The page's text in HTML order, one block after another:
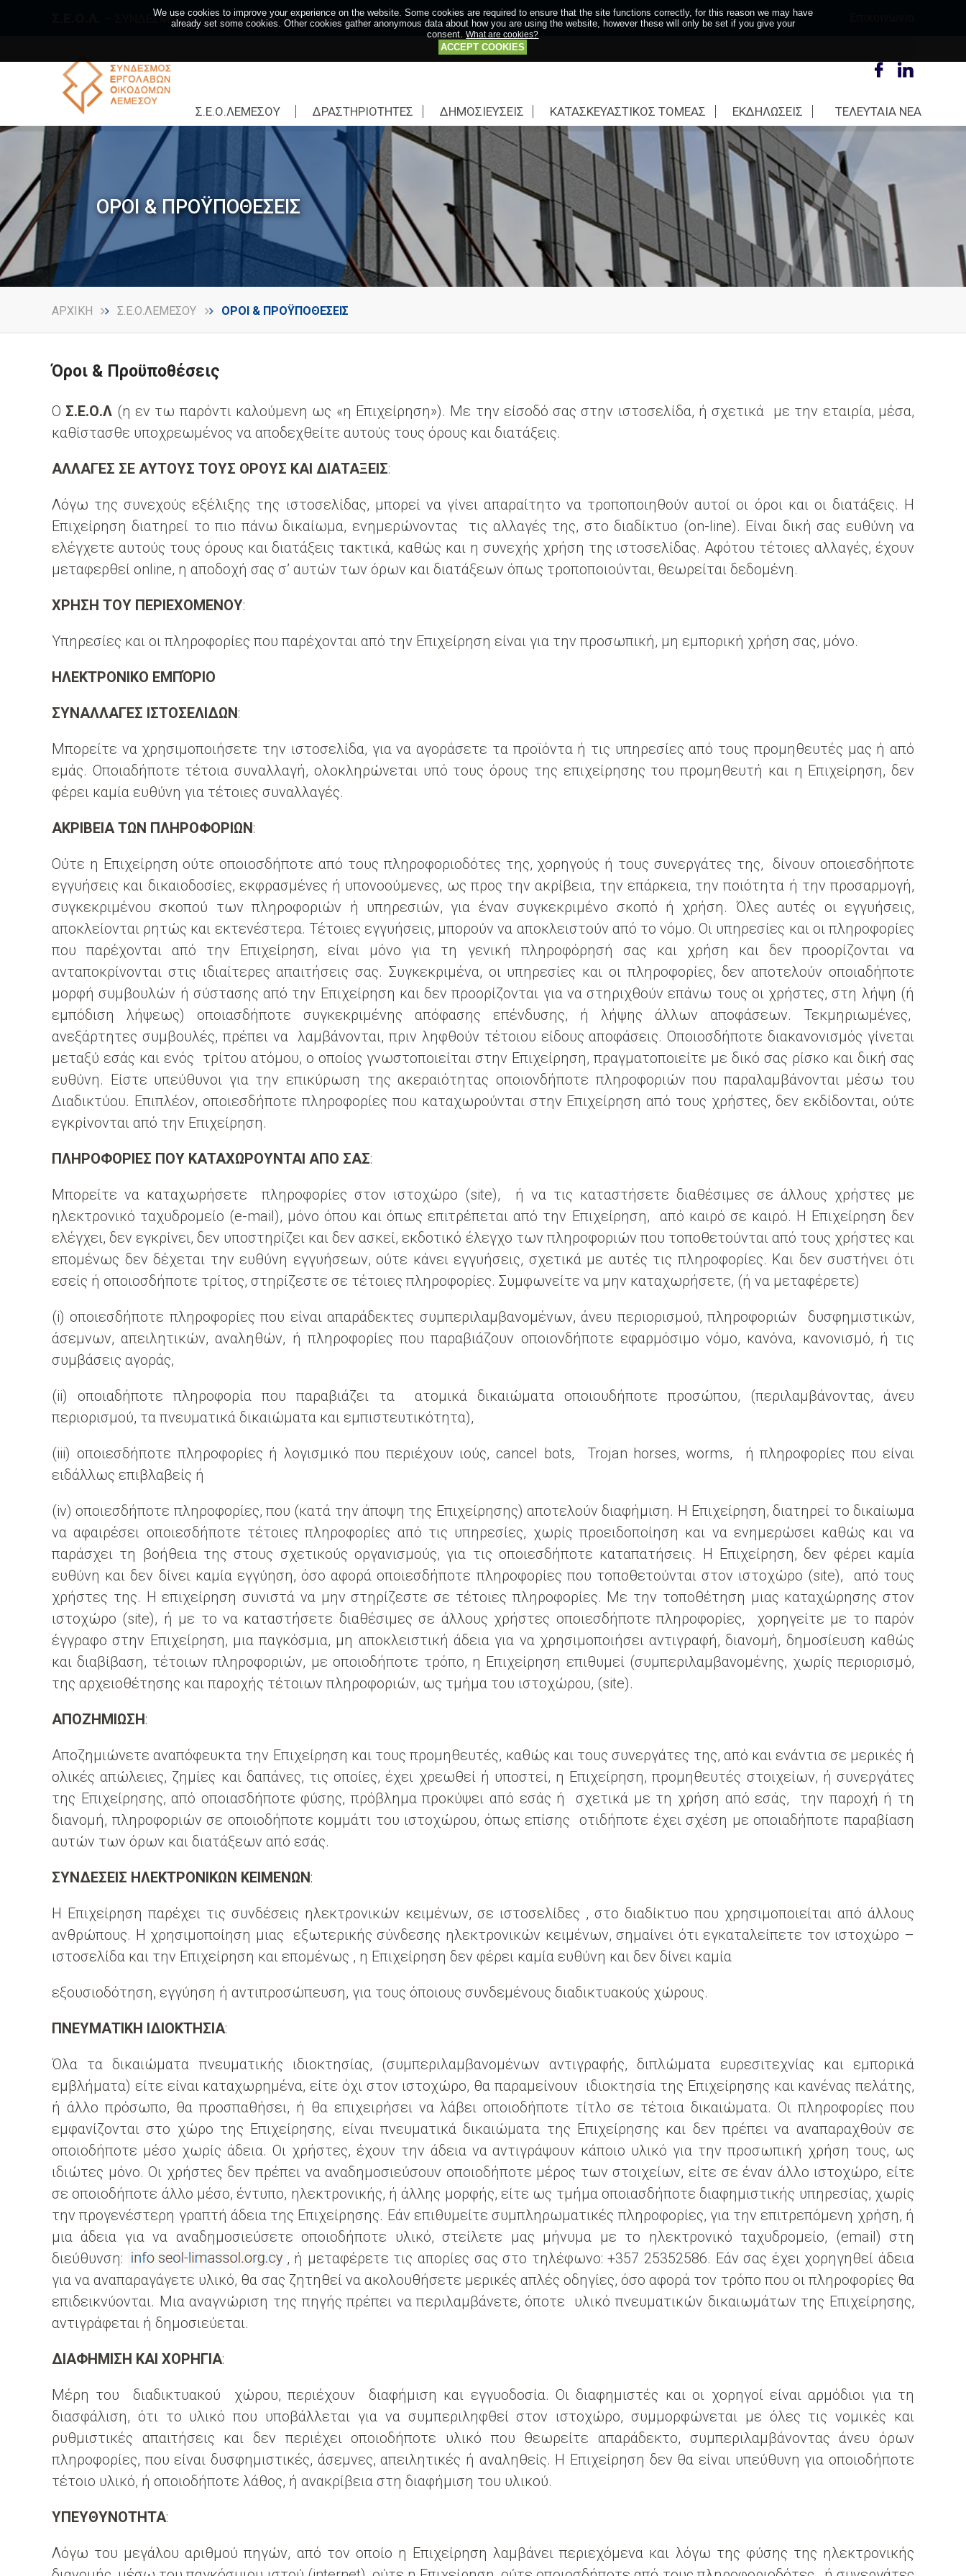
– ΣΥΝΔΕΣΜΟΣ ΕΡΓΟΛΑΒΩΝ ΟΙΚΟΔΟΜΩΝ ΛΕΜΕΣΟΥ
Σ.Ε.Ο.ΛΕΜΕΣΟΥ ΔΡΑΣΤΗΡΙΟΤΗΤΕΣ ΔΗΜΟΣΙΕΥΣΕΙΣ ΚΑΤΑΣΚΕΥΑΣΤΙΚΟΣ ΤΟΜΕΑΣ EΚΔΗΛΩΣΕΙΣ ΤΕΛΕΥΤΑΙΑ ΝΕΑ
ΑΡΧΙΚΗ Σ.Ε.Ο.ΛΕΜΕΣΟΥ ΟΡΟΙ & ΠΡΟΫΠΟΘΕΣΕΙΣ
ΟΡΟΙ & ΠΡΟΫΠΟΘΕΣΕΙΣ
Όροι & Προϋποθέσεις
O Σ.Ε.Ο.Λ (η εν τω παρόντι καλούμενη ως «η Επιχείρηση»). Με την είσοδό σας στην ιστοσελίδα, ή σχετικά με την εταιρία, μέσα,
καθίστασθε υποχρεωμένος να αποδεχθείτε αυτούς τους όρους και διατάξεις.
ΑΛΛΑΓΕΣ ΣΕ ΑΥΤΟΥΣ ΤΟΥΣ ΟΡΟΥΣ ΚΑΙ ΔΙΑΤΑΞΕΙΣ:
Λόγω της συνεχούς εξέλιξης της ιστοσελίδας, μπορεί να γίνει απαραίτητο να τροποποιηθούν αυτοί οι όροι και οι διατάξεις. Η
Επιχείρηση διατηρεί το πιο πάνω δικαίωμα, ενημερώνοντας τις αλλαγές της, στο διαδίκτυο (on-line). Είναι δική σας ευθύνη να
ελέγχετε αυτούς τους όρους και διατάξεις τακτικά, καθώς και η συνεχής χρήση της ιστοσελίδας. Αφότου τέτοιες αλλαγές, έχουν
μεταφερθεί online, η αποδοχή σας σ’ αυτών των όρων και διατάξεων όπως τροποποιούνται, θεωρείται δεδομένη.
ΧΡΗΣΗ ΤΟΥ ΠΕΡΙΕΧΟΜΕΝΟΥ:
Υπηρεσίες και οι πληροφορίες που παρέχονται από την Επιχείρηση είναι για την προσωπική, μη εμπορική χρήση σας, μόνο.
ΗΛΕΚΤΡΟΝΙΚΟ ΕΜΠΌΡΙΟ
ΣΥΝΑΛΛΑΓΕΣ ΙΣΤΟΣΕΛΙΔΩΝ:
Μπορείτε να χρησιμοποιήσετε την ιστοσελίδα, για να αγοράσετε τα προϊόντα ή τις υπηρεσίες από τους προμηθευτές μας ή από
εμάς. Οποιαδήποτε τέτοια συναλλαγή, ολοκληρώνεται υπό τους όρους της επιχείρησης του προμηθευτή και η Επιχείρηση, δεν
φέρει καμία ευθύνη για τέτοιες συναλλαγές.
ΑΚΡΙΒΕΙΑ ΤΩΝ ΠΛΗΡΟΦΟΡΙΩΝ:
Ούτε η Επιχείρηση ούτε οποιοσδήποτε από τους πληροφοριοδότες της, χορηγούς ή τους συνεργάτες της, δίνουν οποιεσδήποτε
εγγυήσεις και δικαιοδοσίες, εκφρασμένες ή υπονοούμενες, ως προς την ακρίβεια, την επάρκεια, την ποιότητα ή την προσαρμογή,
συγκεκριμένου σκοπού των πληροφοριών ή υπηρεσιών, για έναν συγκεκριμένο σκοπό ή χρήση. Όλες αυτές οι εγγυήσεις,
αποκλείονται ρητώς και εκτενέστερα. Τέτοιες εγγυήσεις, μπορούν να αποκλειστούν από το νόμο. Οι υπηρεσίες και οι πληροφορίες
που παρέχονται από την Επιχείρηση, είναι μόνο για τη γενική πληροφόρησή σας και χρήση και δεν προορίζονται να
ανταποκρίνονται στις ιδιαίτερες απαιτήσεις σας. Συγκεκριμένα, οι υπηρεσίες και οι πληροφορίες, δεν αποτελούν οποιαδήποτε
μορφή συμβουλών ή σύστασης από την Επιχείρηση και δεν προορίζονται για να στηριχθούν επάνω τους οι χρήστες, στη λήψη (ή
εμπόδιση λήψεως) οποιασδήποτε συγκεκριμένης απόφασης επένδυσης, ή λήψης άλλων αποφάσεων. Τεκμηριωμένες,
ανεξάρτητες συμβουλές, πρέπει να λαμβάνονται, πριν ληφθούν τέτοιου είδους αποφάσεις. Οποιοσδήποτε διακανονισμός γίνεται
μεταξύ εσάς και ενός τρίτου ατόμου, ο οποίος γνωστοποιείται στην Επιχείρηση, πραγματοποιείτε με δικό σας ρίσκο και δική σας
ευθύνη. Είστε υπεύθυνοι για την επικύρωση της ακεραιότητας οποιονδήποτε πληροφοριών που παραλαμβάνονται μέσω του
Διαδικτύου. Επιπλέον, οποιεσδήποτε πληροφορίες που καταχωρούνται στην Επιχείρηση από τους χρήστες, δεν εκδίδονται, ούτε
εγκρίνονται από την Επιχείρηση.
ΠΛΗΡΟΦΟΡΙΕΣ ΠΟΥ ΚΑΤΑΧΩΡΟΥΝΤΑΙ ΑΠΟ ΣΑΣ:
Μπορείτε να καταχωρήσετε πληροφορίες στον ιστοχώρο (site), ή να τις καταστήσετε διαθέσιμες σε άλλους χρήστες με
ηλεκτρονικό ταχυδρομείο (e-mail), μόνο όπου και όπως επιτρέπεται από την Επιχείρηση, από καιρό σε καιρό. Η Επιχείρηση δεν
ελέγχει, δεν εγκρίνει, δεν υποστηρίζει και δεν ασκεί, εκδοτικό έλεγχο των πληροφοριών που τοποθετούνται από τους χρήστες και
επομένως δεν δέχεται την ευθύνη εγγυήσεων, ούτε κάνει εγγυήσεις, σχετικά με αυτές τις πληροφορίες. Και δεν συστήνει ότι
εσείς ή οποιοσδήποτε τρίτος, στηρίζεστε σε τέτοιες πληροφορίες. Συμφωνείτε να μην καταχωρήσετε, (ή να μεταφέρετε)
(i) οποιεσδήποτε πληροφορίες που είναι απαράδεκτες συμπεριλαμβανομένων, άνευ περιορισμού, πληροφοριών δυσφημιστικών,
άσεμνων, απειλητικών, αναληθών, ή πληροφορίες που παραβιάζουν οποιονδήποτε εφαρμόσιμο νόμο, κανόνα, κανονισμό, ή τις
συμβάσεις αγοράς,
(ii) οποιαδήποτε πληροφορία που παραβιάζει τα ατομικά δικαιώματα οποιουδήποτε προσώπου, (περιλαμβάνοντας, άνευ
περιορισμού, τα πνευματικά δικαιώματα και εμπιστευτικότητα),
(iii) οποιεσδήποτε πληροφορίες ή λογισμικό που περιέχουν ιούς, cancel bots, Trojan horses, worms, ή πληροφορίες που είναι
ειδάλλως επιβλαβείς ή
(iv) οποιεσδήποτε πληροφορίες, που (κατά την άποψη της Επιχείρησης) αποτελούν διαφήμιση. Η Επιχείρηση, διατηρεί το δικαίωμα
να αφαιρέσει οποιεσδήποτε τέτοιες πληροφορίες από τις υπηρεσίες, χωρίς προειδοποίηση και να ενημερώσει καθώς και να
παράσχει τη βοήθεια της στους σχετικούς οργανισμούς, για τις οποιεσδήποτε καταπατήσεις. Η Επιχείρηση, δεν φέρει καμία
ευθύνη και δεν δίνει καμία εγγύηση, όσο αφορά οποιεσδήποτε πληροφορίες που τοποθετούνται στον ιστοχώρο (site), από τους
χρήστες της. Η επιχείρηση συνιστά να μην στηρίζεστε σε τέτοιες πληροφορίες. Με την τοποθέτηση μιας καταχώρησης στον
ιστοχώρο (site), ή με το να καταστήσετε διαθέσιμες σε άλλους χρήστες οποιεσδήποτε πληροφορίες, χορηγείτε με το παρόν
έγγραφο στην Επιχείρηση, μια παγκόσμια, μη αποκλειστική άδεια για να χρησιμοποιήσει αντιγραφή, διανομή, δημοσίευση καθώς
και διαβίβαση, τέτοιων πληροφοριών, με οποιοδήποτε τρόπο, η Επιχείρηση επιθυμεί (συμπεριλαμβανομένης, χωρίς περιορισμό,
της αρχειοθέτησης και παροχής τέτοιων πληροφοριών, ως τμήμα του ιστοχώρου, (site).
ΑΠΟΖΗΜΙΩΣΗ:
Αποζημιώνετε αναπόφευκτα την Επιχείρηση και τους προμηθευτές, καθώς και τους συνεργάτες της, από και ενάντια σε μερικές ή
ολικές απώλειες, ζημίες και δαπάνες, τις οποίες, έχει χρεωθεί ή υποστεί, η Επιχείρηση, προμηθευτές στοιχείων, ή συνεργάτες
της Επιχείρησης, από οποιασδήποτε φύσης, πρόβλημα προκύψει από εσάς ή σχετικά με τη χρήση από εσάς, την παροχή ή τη
διανομή, πληροφοριών σε οποιοδήποτε κομμάτι του ιστοχώρου, όπως επίσης οτιδήποτε έχει σχέση με οποιαδήποτε παραβίαση
αυτών των όρων και διατάξεων από εσάς.
ΣΥΝΔΕΣΕΙΣ ΗΛΕΚΤΡΟΝΙΚΩΝ ΚΕΙΜΕΝΩΝ:
Η Επιχείρηση παρέχει τις συνδέσεις ηλεκτρονικών κειμένων, σε ιστοσελίδες , στο διαδίκτυο που χρησιμοποιείται από άλλους
ανθρώπους. Η χρησιμοποίηση μιας εξωτερικής σύνδεσης ηλεκτρονικών κειμένων, σημαίνει ότι εγκαταλείπετε τον ιστοχώρο –
ιστοσελίδα και την Επιχείρηση και επομένως , η Επιχείρηση δεν φέρει καμία ευθύνη και δεν δίνει καμία
εξουσιοδότηση, εγγύηση ή αντιπροσώπευση, για τους όποιους συνδεμένους διαδικτυακούς χώρους.
ΠΝΕΥΜΑΤΙΚΗ ΙΔΙΟΚΤΗΣΙΑ:
Όλα τα δικαιώματα πνευματικής ιδιοκτησίας, (συμπεριλαμβανομένων αντιγραφής, διπλώματα ευρεσιτεχνίας και εμπορικά
εμβλήματα) είτε είναι καταχωρημένα, είτε όχι στον ιστοχώρο, θα παραμείνουν ιδιοκτησία της Επιχείρησης και κανένας πελάτης,
ή άλλο πρόσωπο, θα προσπαθήσει, ή θα επιχειρήσει να λάβει οποιοδήποτε τίτλο σε τέτοια δικαιώματα. Οι πληροφορίες που
εμφανίζονται στο χώρο της Επιχείρησης, είναι πνευματικά δικαιώματα της Επιχείρησης και δεν πρέπει να αναπαραχθούν σε
οποιοδήποτε μέσο χωρίς άδεια. Οι χρήστες, έχουν την άδεια να αντιγράψουν κάποιο υλικό για την προσωπική χρήση τους, ως
ιδιώτες μόνο. Οι χρήστες δεν πρέπει να αναδημοσιεύσουν οποιοδήποτε μέρος των στοιχείων, είτε σε έναν άλλο ιστοχώρο, είτε
σε οποιοδήποτε άλλο μέσο, έντυπο, ηλεκτρονικής, ή άλλης μορφής, είτε ως τμήμα οποιασδήποτε διαφημιστικής υπηρεσίας, χωρίς
την προγενέστερη γραπτή άδεια της Επιχείρησης. Εάν επιθυμείτε συμπληρωματικές πληροφορίες, για την επιτρεπόμενη χρήση, ή
μια άδεια για να αναδημοσιεύσετε οποιοδήποτε υλικό, στείλετε μας μήνυμα με το ηλεκτρονικό ταχυδρομείο, (email) στη
διεύθυνση:
, ή μεταφέρετε τις απορίες σας στο τηλέφωνο:+357 25352586. Εάν σας έχει χορηγηθεί άδεια
για να αναπαραγάγετε υλικό, θα σας ζητηθεί να ακολουθήσετε μερικές απλές οδηγίες, όσο αφορά τον τρόπο που οι πληροφορίες θα
επιδεικνύονται. Μια αναγνώριση της πηγής πρέπει να περιλαμβάνετε, όποτε υλικό πνευματικών δικαιωμάτων της Επιχείρησης,
αντιγράφεται ή δημοσιεύεται.
ΔΙΑΦΗΜΙΣΗ ΚΑΙ ΧΟΡΗΓΙΑ:
Μέρη του διαδικτυακού χώρου, περιέχουν διαφήμιση και εγγυοδοσία. Οι διαφημιστές και οι χορηγοί είναι αρμόδιοι για τη
διασφάλιση, ότι το υλικό που υποβάλλεται για να συμπεριληφθεί στον ιστοχώρο, συμμορφώνεται με όλες τις νομικές και
ρυθμιστικές απαιτήσεις και δεν περιέχει οποιοδήποτε υλικό που θεωρείτε απαράδεκτο, συμπεριλαμβάνοντας άνευ όρων
πληροφορίες, που είναι δυσφημιστικές, άσεμνες, απειλητικές ή αναληθείς. Η Επιχείρηση δεν θα είναι υπεύθυνη για οποιοδήποτε
τέτοιο υλικό, ή οποιοδήποτε λάθος, ή ανακρίβεια στη διαφήμιση του υλικού.
ΥΠΕΥΘΥΝΟΤΗΤΑ:
Λόγω του μεγάλου αριθμού πηγών, από τον οποίο η Επιχείρηση λαμβάνει περιεχόμενα και λόγω της φύσης της ηλεκτρονικής
We use cookies to improve your experience on the website. Some cookies are required to ensure that the site functions correctly, for this reason we may have
already set some cookies. Other cookies gather anonymous data about how you are using the website, however these will only be set if you give your
consent.What are cookies?
ACCEPT COOKIES